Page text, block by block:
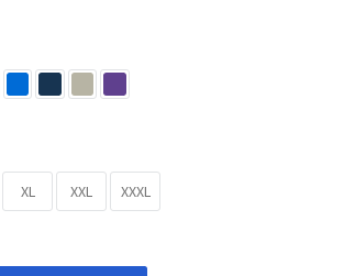
XL XXL XXXL